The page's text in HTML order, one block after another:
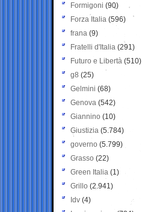
Formigoni (90)
Forza Italia (596)
frana (9)
Fratelli d'Italia (291)
Futuro e Libertà (510)
g8 (25)
Gelmini (68)
Genova (542)
Giannino (10)
Giustizia (5.784)
governo (5.799)
Grasso (22)
Green Italia (1)
Grillo (2.941)
Idv (4)